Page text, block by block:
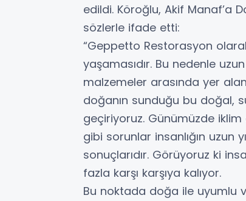
edildi. Köroğlu, Akif Manaf’a
sözlerle ifade etti:
“Geppetto Restorasyon
yaşamasıdır. Bu nedenle uzun
malzemeler arasında yer
doğanın sunduğu bu doğal,
geçiriyoruz. Günümüzde iklim
gibi sorunlar insanlığın uzun
sonuçlarıdır. Görüyoruz ki
fazla karşı karşıya kalıyor.
Bu noktada doğa ile uyumlu